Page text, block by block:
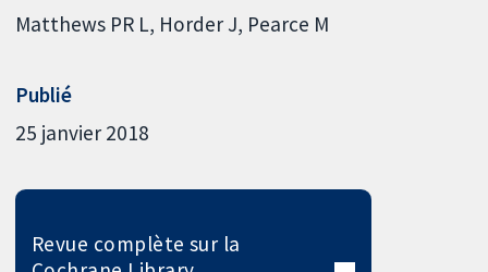
Matthews PR L Horder J Pearce M
Publié
25 janvier 2018
Revue complète sur la